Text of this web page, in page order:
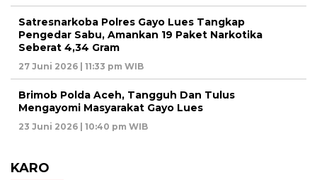
Satresnarkoba Polres Gayo Lues Tangkap
Pengedar Sabu, Amankan 19 Paket Narkotika
Seberat 4,34 Gram
27 Juni 2026 | 11:33 pm WIB
Brimob Polda Aceh, Tangguh Dan Tulus
Mengayomi Masyarakat Gayo Lues
23 Juni 2026 | 10:40 pm WIB
KARO